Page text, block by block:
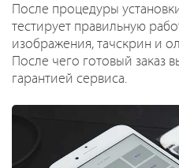
После процедуры
тестирует правильную
изображения, тачскрин и
После чего готовый заказ
гарантией сервиса.